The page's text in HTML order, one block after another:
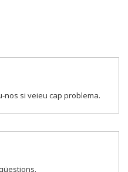
nos si veieu cap problema.